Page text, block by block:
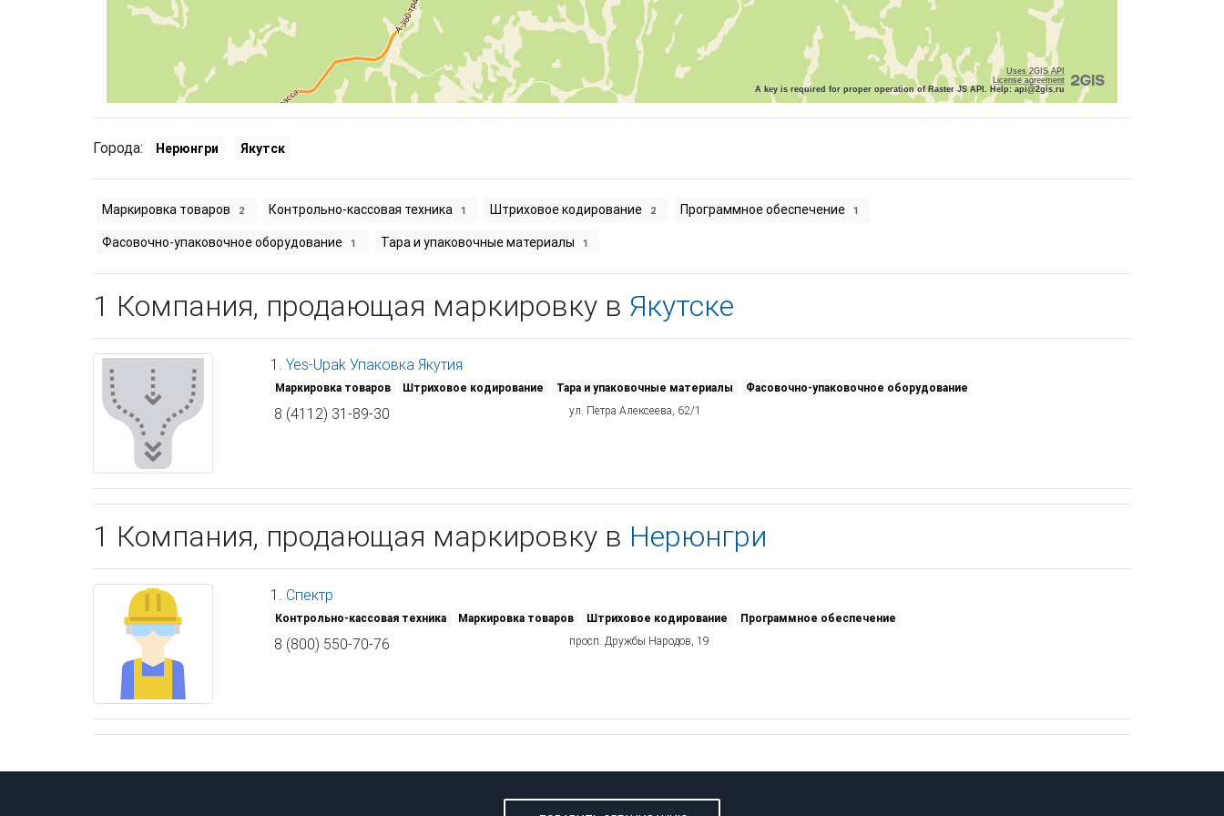
Uses 2GIS API
License agreement
A key is required for proper operation of Raster JS API. Help: api@2gis.ru
Города: Нерюнгри Якутск
Маркировка товаров 2 Контрольно-кассовая техника 1 Штриховое кодирование 2 Программное обеспечение 1
Фасовочно-упаковочное оборудование 1 Тара и упаковочные материалы 1
1 Компания, продающая маркировку в Якутске
1. Yes-Upak Упаковка Якутия
Маркировка товаров Штриховое кодирование Тара и упаковочные материалы Фасовочно-упаковочное оборудование
8 (4112) 31-89-30 ул. Петра Алексеева, 62/1
1 Компания, продающая маркировку в Нерюнгри
1. Спектр
Контрольно-кассовая техника Маркировка товаров Штриховое кодирование Программное обеспечение
8 (800) 550-70-76 просп. Дружбы Народов, 19